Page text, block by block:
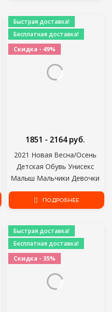
маленьких мальчиков
Быстрая доставка!
Бесплатная доставка!
Скидка - 49%
2021 Новая Весна/Осень
Детская Обувь Унисекс
Малыш Мальчики Девочки
Кроссовки Сетка Дышащая
Мода Повседневная Детская
1851 - 2164 руб.
ПОДРОБНЕЕ
Быстрая доставка!
Бесплатная доставка!
Скидка - 35%